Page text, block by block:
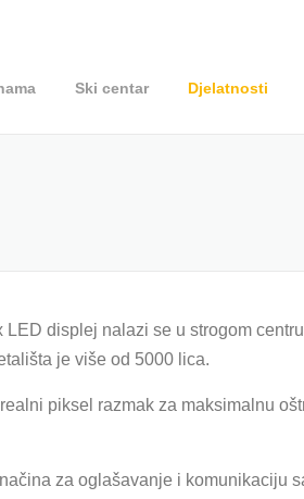
Ski centar Djelatnosti
LED displej nalazi se u strogom
je više od 5000 lica.
piksel razmak za maksimalnu
za oglašavanje i komunikaciju